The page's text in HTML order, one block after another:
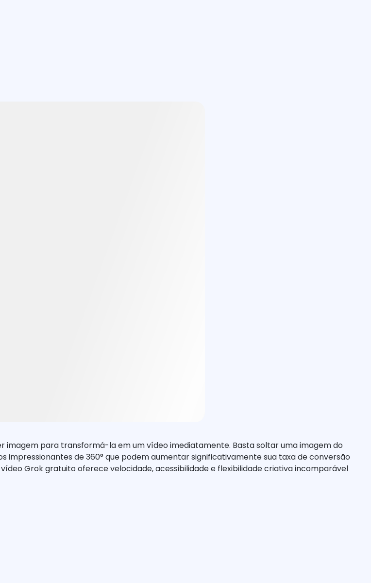
imagem para transformá-la em um vídeo imediatamente. Basta soltar uma imagem do
de 360° que podem aumentar significativamente sua taxa de conversão
Grok gratuito oferece velocidade, acessibilidade e flexibilidade criativa incomparável